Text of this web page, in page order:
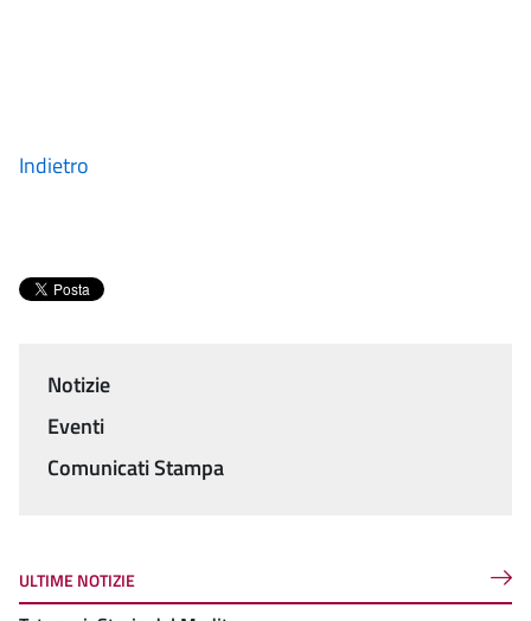
Indietro
Menu
Notizie
Eventi
Comunicati Stampa
ULTIME NOTIZIE